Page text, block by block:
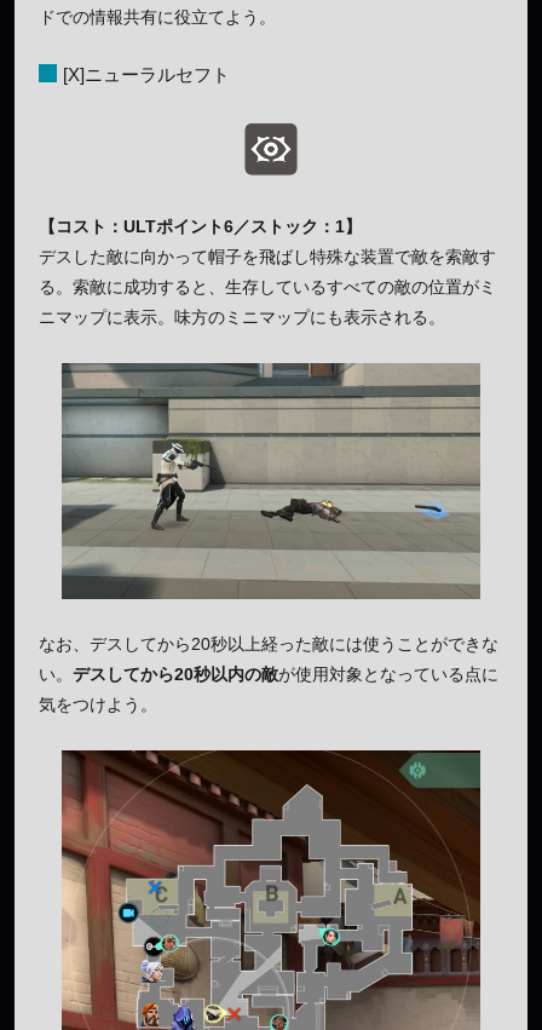
ドでの情報共有に役立てよう。
[X]ニューラルセフト
【コスト：ULTポイント6／ストック：1】
デスした敵に向かって帽子を飛ばし特殊な装置で敵を索敵す
る。索敵に成功すると、生存しているすべての敵の位置がミ
ニマップに表示。味方のミニマップにも表示される。
なお、デスしてから20秒以上経った敵には使うことができな
い。 デスしてから20秒以内の敵が使用対象となっている点に
気をつけよう。